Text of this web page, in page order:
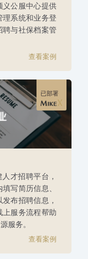
义公服中心提供
系统和业务登
与社保档案管
查看案例
已部署
才招聘平台，
写简历信息、
布招聘信息，
服务流程帮助
服务。
查看案例